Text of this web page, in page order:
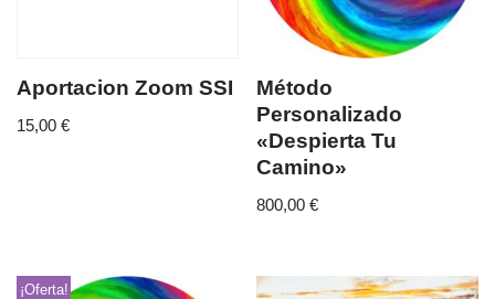
Aportacion Zoom SSI
15,00 €
Método
Personalizado
«Despierta Tu
Camino»
800,00€
¡Oferta!